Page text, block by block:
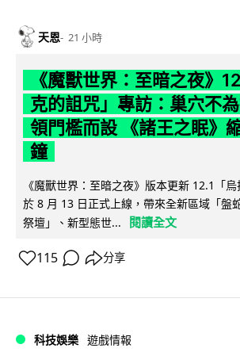
天恩 21 小時
《魔獸世界：至暗之夜》
克的詛咒」專訪：巢穴不
領門檻而設 《諸王之眠》
鐘
《魔獸世界：至暗之夜》版本更新 12.1「
於 8 月 13 日正式上線，帶來全新區域「盤
祭壇」、新型態世...
閱讀全文
115 分享
科技娛樂 遊戲情報